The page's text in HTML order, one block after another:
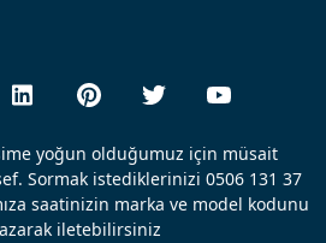
yoğun olduğumuz için müsait
Sormak istediklerinizi 0506 131 37
saatinizin marka ve model kodunu
iletebilirsiniz